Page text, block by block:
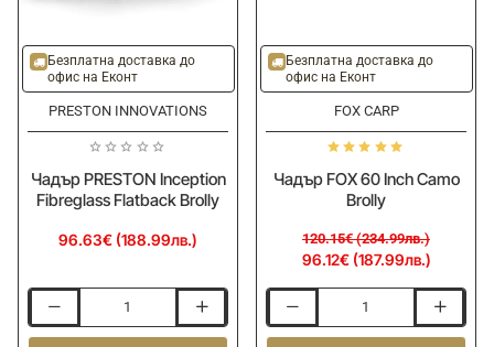
Безплатна доставка до
офис на Еконт
PRESTON INNOVATIONS
Чадър PRESTON Inception
Fibreglass Flatback Brolly
96.63€ (188.99лв.)
PRESTON
-20%
Безплатна доставка до
офис на Еконт
FOX CARP
Чадър FOX 60 Inch Camo
Brolly
96.12€ (187.99лв.)
120.15€ (234.99лв.)
FOX